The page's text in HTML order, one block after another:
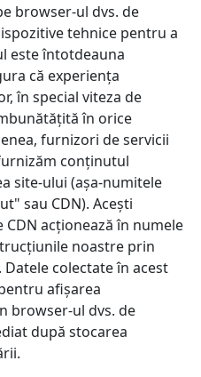
browser-ul dvs. de
tehnice pentru a
este întotdeauna
că experiența
în special viteza de
în orice
furnizori de servicii
conținutul
site-ului (așa-numitele
sau CDN). Acești
acționează în numele
noastre prin
colectate în acest
afișarea
browser-ul dvs. de
după stocarea